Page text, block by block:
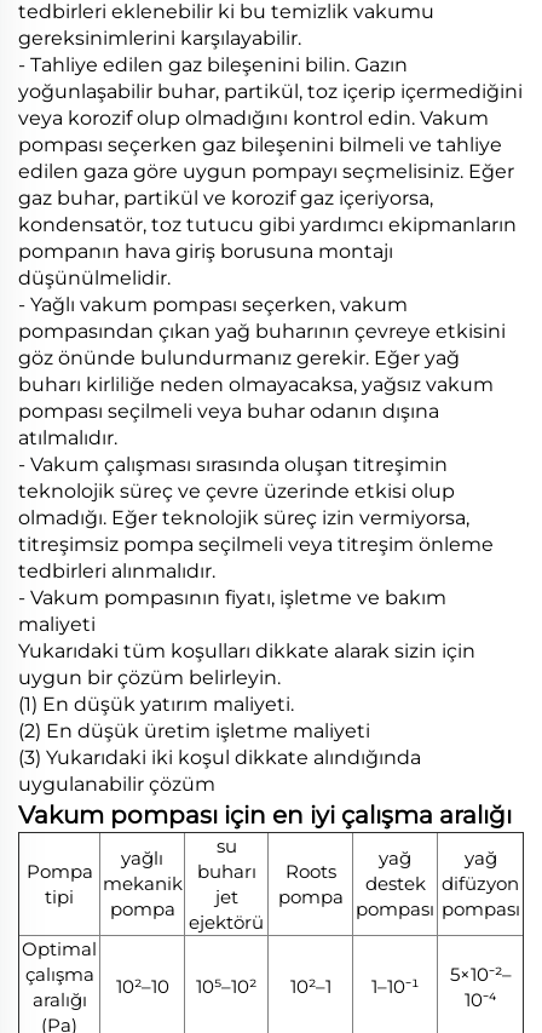
tedbirleri eklenebilir ki bu temizlik vakumu
gereksinimlerini karşılayabilir.
- Tahliye edilen gaz bileşenini bilin. Gazın
yoğunlaşabilir buhar, partikül, toz içerip içermediğini
veya korozif olup olmadığını kontrol edin. Vakum
pompası seçerken gaz bileşenini bilmeli ve tahliye
edilen gaza göre uygun pompayı seçmelisiniz. Eğer
gaz buhar, partikül ve korozif gaz içeriyorsa,
kondensatör, toz tutucu gibi yardımcı ekipmanların
pompanın hava giriş borusuna montajı
düşünülmelidir.
- Yağlı vakum pompası seçerken, vakum
pompasından çıkan yağ buharının çevreye etkisini
göz önünde bulundurmanız gerekir. Eğer yağ
buharı kirliliğe neden olmayacaksa, yağsız vakum
pompası seçilmeli veya buhar odanın dışına
atılmalıdır.
- Vakum çalışması sırasında oluşan titreşimin
teknolojik süreç ve çevre üzerinde etkisi olup
olmadığı. Eğer teknolojik süreç izin vermiyorsa,
titreşimsiz pompa seçilmeli veya titreşim önleme
tedbirleri alınmalıdır.
- Vakum pompasının fiyatı, işletme ve bakım
maliyeti
Yukarıdaki tüm koşulları dikkate alarak sizin için
uygun bir çözüm belirleyin.
(1) En düşük yatırım maliyeti.
(2) En düşük üretim işletme maliyeti
(3) Yukarıdaki iki koşul dikkate alındığında
uygulanabilir çözüm
Vakum pompası için en iyi çalışma aralığı
Pompa
tipi
yağlı
mekanik
pompa
su
buharı
jet
ejektörü
Roots
pompa
yağ
destek
pompası
yağ
difüzyon
pompası
Optimal
çalışma
aralığı
(Pa)
10²–10 10⁵–10² 10²–1 1–10⁻¹
5×10⁻²–
10⁻⁴